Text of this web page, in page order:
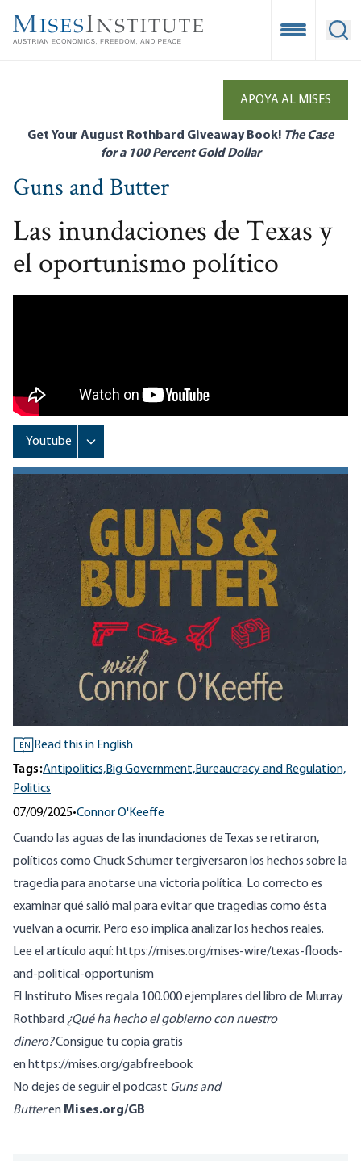
main
Open
APOYA AL MISES
Get Your August Rothbard Giveaway Book! The Case
for a 100 Percent Gold Dollar
Guns and Butter
Las inundaciones de Texas y
el oportunismo político
EN
Read this in English
Tags:Antipolitics,Big Government,Bureaucracy and Regulation,
Politics
07/09/2025•Connor O'Keeffe
Cuando las aguas de las inundaciones de Texas se retiraron,
políticos como Chuck Schumer tergiversaron los hechos sobre la
tragedia para anotarse una victoria política. Lo correcto es
examinar qué salió mal para evitar que tragedias como ésta
vuelvan a ocurrir. Pero eso implica analizar los hechos reales.
Lee el artículo aquí: https://mises.org/mises-wire/texas-floods-
and-political-opportunism
El Instituto Mises regala 100.000 ejemplares del libro de Murray
Rothbard ¿Qué ha hecho el gobierno con nuestro
dinero?Consigue tu copia gratis
en https://mises.org/gabfreebook
No dejes de seguir el podcast Guns and
Butteren Mises.org/GB